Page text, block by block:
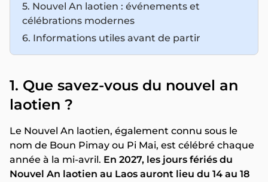
5. Nouvel An laotien : événements et
célébrations modernes
6. Informations utiles avant de partir
1. Que savez-vous du nouvel an
laotien ?
Le Nouvel An laotien, également connu sous le
nom de Boun Pimay ou Pi Mai, est célébré chaque
année à la mi-avril. En 2027, les jours fériés du
Nouvel An laotien au Laos auront lieu du 14 au 18